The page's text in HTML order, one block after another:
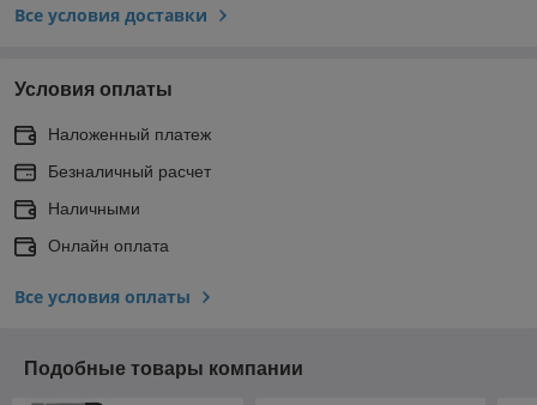
Все условия доставки
Условия оплаты
Наложенный платеж
Безналичный расчет
Наличными
Онлайн оплата
Все условия оплаты
Подобные товары компании